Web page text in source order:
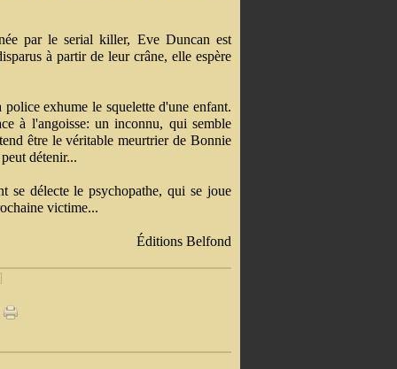
par le serial killer, Eve Duncan est
à partir de leur crâne, elle espère
exhume le squelette d'une enfant.
à l'angoisse: un inconnu, qui semble
être le véritable meurtrier de Bonnie
détenir...
se délecte le psychopathe, qui se joue
victime...
Éditions Belfond